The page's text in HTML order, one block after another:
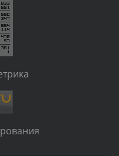
после проверки
после проверки